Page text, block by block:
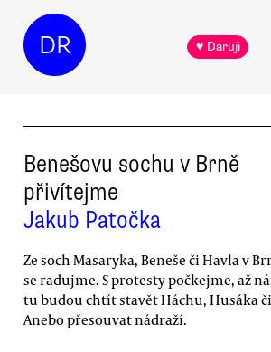
DR ♥ Daruji
Benešovu sochu v Brně
přivítejme
Jakub Patočka
Ze soch Masaryka, Beneše či Havla v
se radujme. S protesty počkejme, až
tu budou chtít stavět Háchu, Husáka
Anebo přesouvat nádraží.